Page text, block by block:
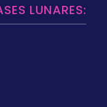
LUNARES: